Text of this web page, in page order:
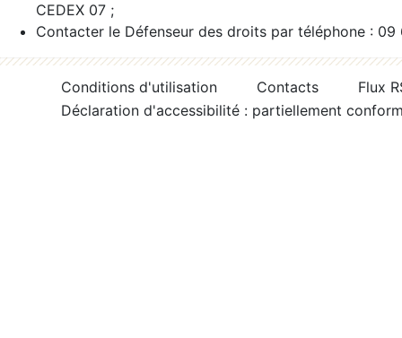
CEDEX 07 ;
Contacter le Défenseur des droits par téléphone :
Conditions d'utilisation Contacts
Flux
Déclaration d'accessibilité : partiellement